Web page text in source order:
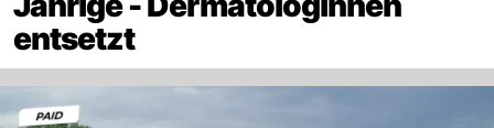
entsetzt